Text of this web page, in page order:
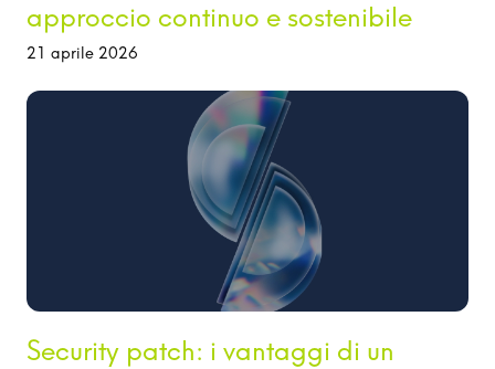
approccio continuo e sostenibile
21 aprile 2026
Security patch: i vantaggi di un